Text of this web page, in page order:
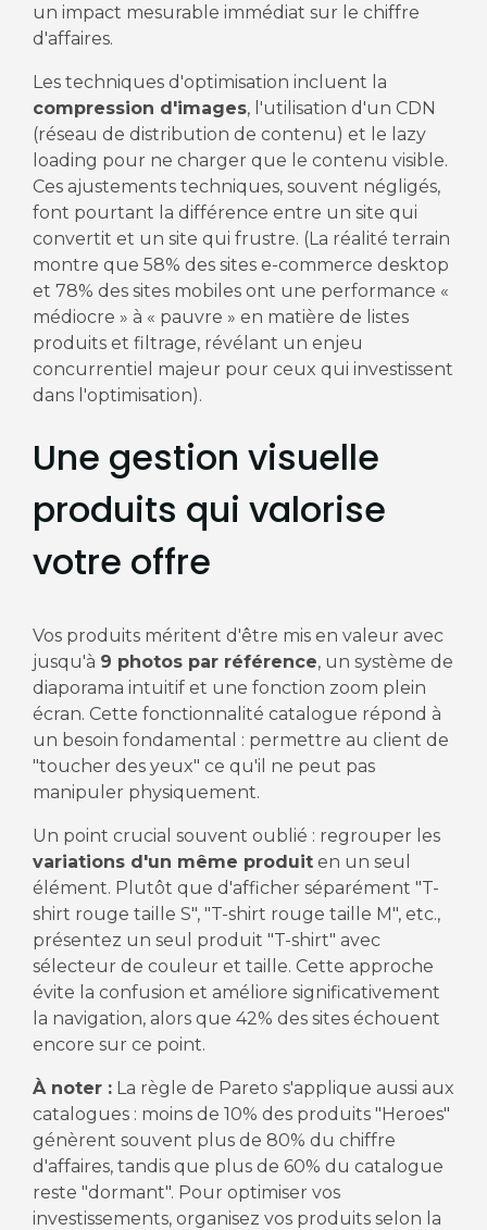
un impact mesurable immédiat sur le chiffre
d'affaires.
Les techniques d'optimisation incluent la
compression d'images, l'utilisation d'un CDN
(réseau de distribution de contenu) et le lazy
loading pour ne charger que le contenu visible.
Ces ajustements techniques, souvent négligés,
font pourtant la différence entre un site qui
convertit et un site qui frustre. (La réalité terrain
montre que 58% des sites e-commerce desktop
et 78% des sites mobiles ont une performance «
médiocre » à « pauvre » en matière de listes
produits et filtrage, révélant un enjeu
concurrentiel majeur pour ceux qui investissent
dans l'optimisation).
Une gestion visuelle
produits qui valorise
votre offre
Vos produits méritent d'être mis en valeur avec
jusqu'à 9 photos par référence, un système de
diaporama intuitif et une fonction zoom plein
écran. Cette fonctionnalité catalogue répond à
un besoin fondamental : permettre au client de
"toucher des yeux" ce qu'il ne peut pas
manipuler physiquement.
Un point crucial souvent oublié : regrouper les
variations d'un même produiten un seul
élément. Plutôt que d'afficher séparément "T-
shirt rouge taille S", "T-shirt rouge taille M", etc.,
présentez un seul produit "T-shirt" avec
sélecteur de couleur et taille. Cette approche
évite la confusion et améliore significativement
la navigation, alors que 42% des sites échouent
encore sur ce point.
À noter :La règle de Pareto s'applique aussi aux
catalogues : moins de 10% des produits "Heroes"
génèrent souvent plus de 80% du chiffre
d'affaires, tandis que plus de 60% du catalogue
reste "dormant". Pour optimiser vos
investissements, organisez vos produits selon la